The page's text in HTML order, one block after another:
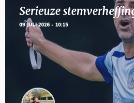
Serieuze
09 JULI 2026 - 10:15